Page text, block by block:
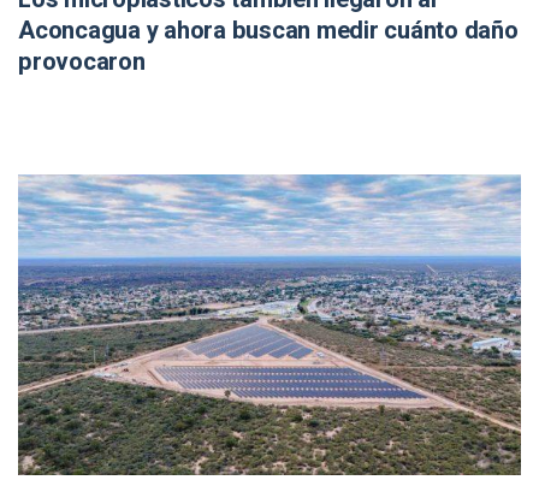
Aconcagua y ahora buscan medir cuánto daño
provocaron